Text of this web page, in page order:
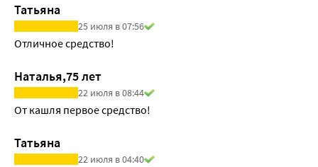
Татьяна
25 июля в 07:56
Отличное средство!
Наталья,75 лет
22 июля в 08:44
От кашля первое средство!
Татьяна
22 июля в 04:40